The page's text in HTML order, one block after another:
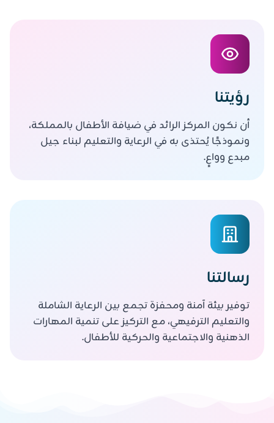
رؤيتنا
أن نكون المركز الرائد في ضيافة الأطفال بالمملكة،
ونموذجًا يُحتذى به في الرعاية والتعليم لبناء جيل
مبدع وواعٍ.
رسالتنا
توفير بيئة آمنة ومحفزة تجمع بين الرعاية الشاملة
والتعليم الترفيهي، مع التركيز على تنمية المهارات
الذهنية والاجتماعية والحركية للأطفال.